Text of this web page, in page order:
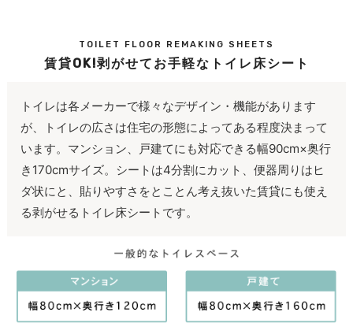
TOILET FLOOR REMAKING SHEETS
賃貸OK!剥がせてお手軽なトイレ床シート
トイレは各メーカーで様々なデザイン・機能があります
が、トイレの広さは住宅の形態によってある程度決まって
います。マンション、戸建てにも対応できる幅90cm×奥行
き170cmサイズ。シートは4分割にカット、便器周りはヒ
ダ状にと、貼りやすさをとことん考え抜いた賃貸にも使え
る剥がせるトイレ床シートです。